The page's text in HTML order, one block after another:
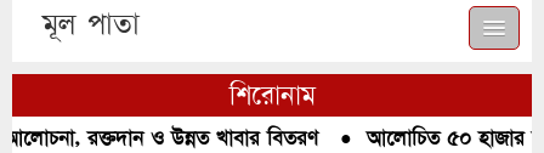
মূল পাতা
শিরোনাম
রক্তদান ও উন্নত খাবার বিতরণ●আলোচিত ৫০ হাজার